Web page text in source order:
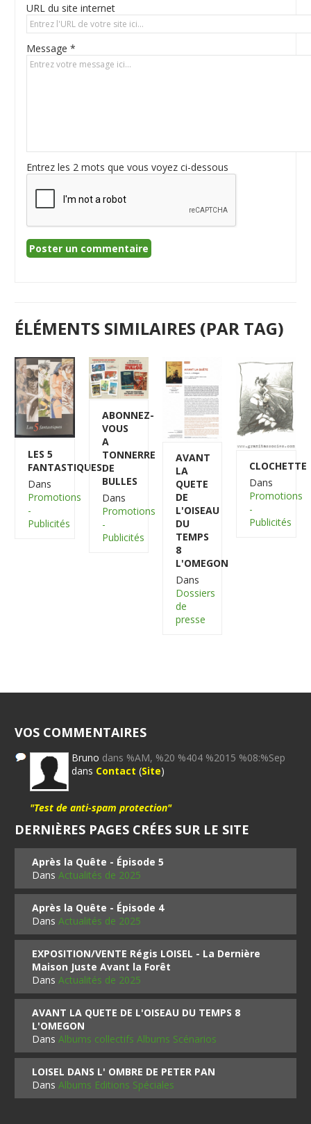
URL du site internet
Message *
Entrez les 2 mots que vous voyez ci-dessous
ÉLÉMENTS SIMILAIRES (PAR TAG)
LES 5
FANTASTIQUES
Dans
Promotions
-
Publicités
ABONNEZ-
VOUS
A
TONNERRE
DE
BULLES
Dans
Promotions
-
Publicités
AVANT
LA
QUETE
DE
L'OISEAU
DU
TEMPS
8
L'OMEGON
Dans
Dossiers
de
presse
CLOCHETTE
Dans
Promotions
-
Publicités
VOS COMMENTAIRES
Bruno dans %AM, %20 %404 %2015 %08:%Sep
dans Contact (Site)
"Test de anti-spam protection"
DERNIÈRES PAGES CRÉES SUR LE SITE
Après la Quête - Épisode 5
DansActualités de 2025
Après la Quête - Épisode 4
DansActualités de 2025
EXPOSITION/VENTE Régis LOISEL - La Dernière
Maison Juste Avant la Forêt
DansActualités de 2025
AVANT LA QUETE DE L'OISEAU DU TEMPS 8
L'OMEGON
DansAlbums collectifs Albums Scénarios
LOISEL DANS L' OMBRE DE PETER PAN
DansAlbums Editions Spéciales